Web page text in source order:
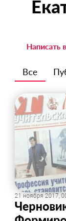
Написать
Все
21 ноября 2017,